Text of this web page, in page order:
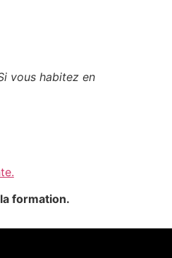
vous habitez en
formation.